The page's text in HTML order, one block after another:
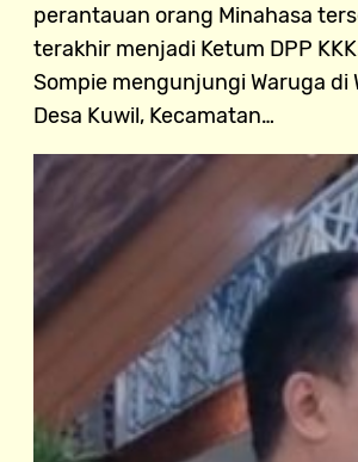
perantauan orang Minahasa
terakhir menjadi Ketum DPP
Sompie mengunjungi Waruga di
Desa Kuwil, Kecamatan…